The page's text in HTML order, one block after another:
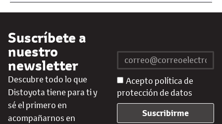
Suscríbete a
nuestro
newsletter
Descubre todo lo que
Distoyota tiene para ti y
sé el primero en
acompañarnos en
Acepto política de
protección de datos
Suscribirme